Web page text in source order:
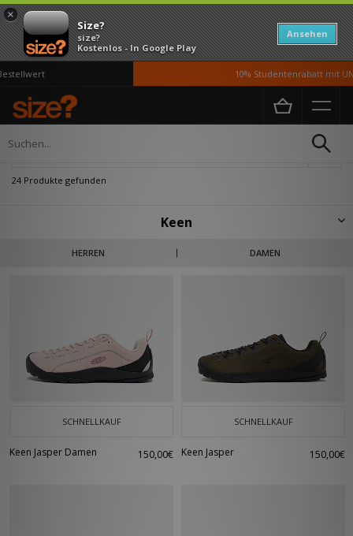
×
Size?
size?
Kostenlos - In Google Play
Ansehen
10% Studentenrabatt mit
Home Keen
24 Produkte gefunden
Keen
HERREN DAMEN
Keen startete 2003 als Schuh- und Accessoire-Marke für den Outdoor-
Bereich und wurde schnell für seine charakteristische Newport-Sandale
der bergigen Umgebung von Portland, Oregon, stammen, bieten sie dir
Schutz, wo auch immer du dich befindest. Ob beim Wandern,
Kajakfahren, Segeln oder anderen Aktivitäten unter freiem Himmel - mit
Keen bist du bestens ausgerüstet.
SCHNELLKAUF
Keen Jasper Damen 150,00€
SCHNELLKAUF
Keen Jasper 150,00€